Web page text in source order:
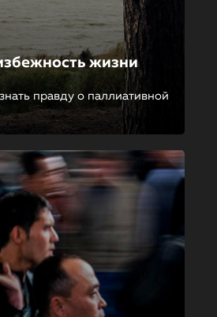
жизни
правду о паллиативной